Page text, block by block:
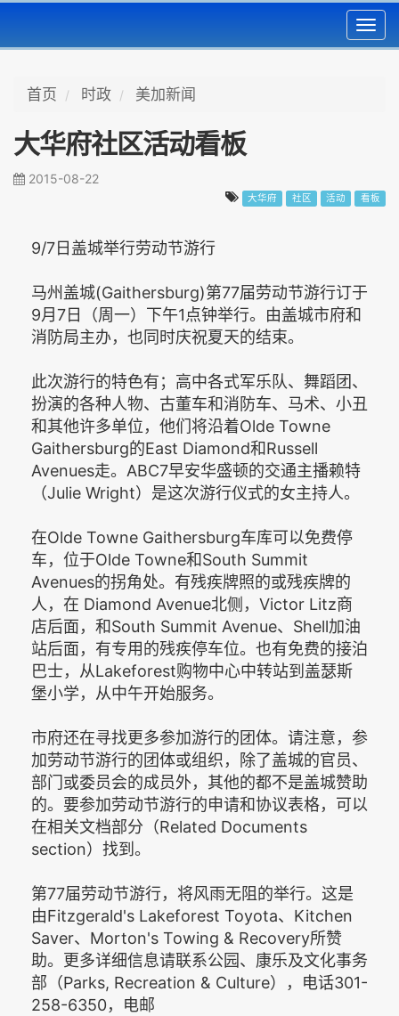
首页 时政 美加新闻
大华府社区活动看板
2015-08-22
大华府 社区 活动 看板
9/7日盖城举行劳动节游行
马州盖城(Gaithersburg)第77届劳动节游行订于
9月7日（周一）下午1点钟举行。由盖城市府和
消防局主办，也同时庆祝夏天的结束。
此次游行的特色有；高中各式军乐队、舞蹈团、
扮演的各种人物、古董车和消防车、马术、小丑
和其他许多单位，他们将沿着Olde Towne
Gaithersburg的East Diamond和Russell
Avenues走。ABC7早安华盛顿的交通主播赖特
（Julie Wright）是这次游行仪式的女主持人。
在Olde Towne Gaithersburg车库可以免费停
车，位于Olde Towne和South Summit
Avenues的拐角处。有残疾牌照的或残疾牌的
人，在 Diamond Avenue北侧，Victor Litz商
店后面，和South Summit Avenue、Shell加油
站后面，有专用的残疾停车位。也有免费的接泊
巴士，从Lakeforest购物中心中转站到盖瑟斯
堡小学，从中午开始服务。
市府还在寻找更多参加游行的团体。请注意，参
加劳动节游行的团体或组织，除了盖城的官员、
部门或委员会的成员外，其他的都不是盖城赞助
的。要参加劳动节游行的申请和协议表格，可以
在相关文档部分（Related Documents
section）找到。
第77届劳动节游行，将风雨无阻的举行。这是
由Fitzgerald's Lakeforest Toyota、Kitchen
Saver、Morton's Towing & Recovery所赞
助。更多详细信息请联系公园、康乐及文化事务
部（Parks, Recreation & Culture），电话301-
258-6350，电邮